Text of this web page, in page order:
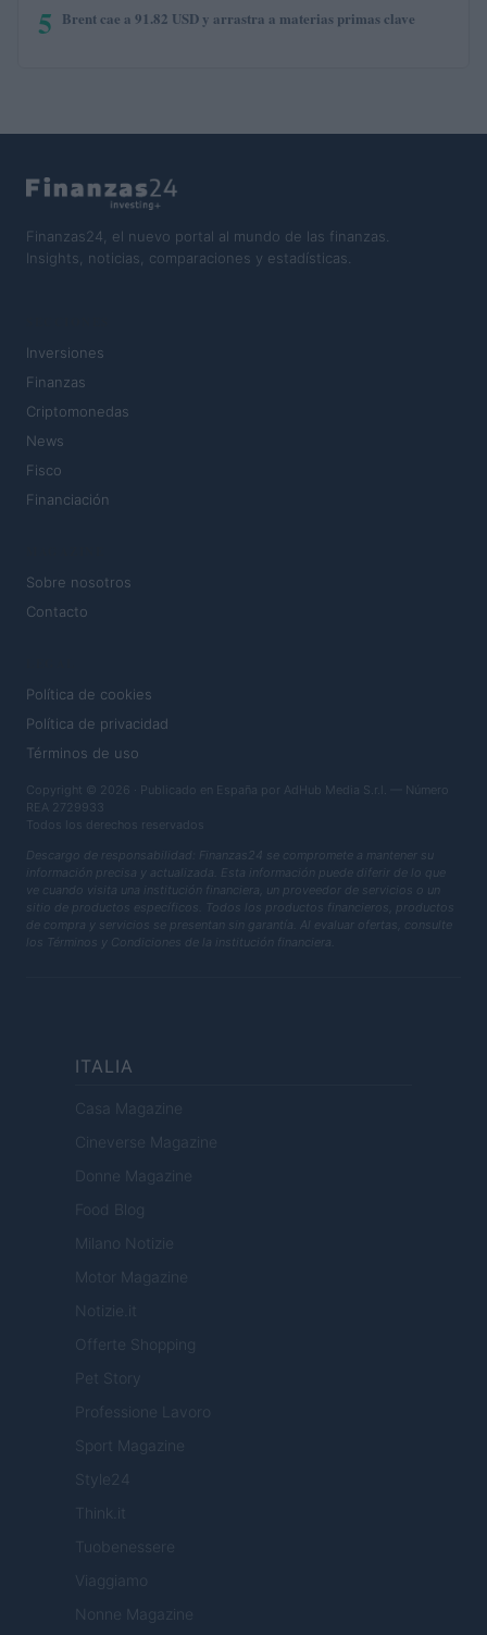
5 Brent cae a 91.82 USD y arrastra a materias primas clave
Finanzas24, el nuevo portal al mundo de las finanzas.
Insights, noticias, comparaciones y estadísticas.
Inversiones
Finanzas
Criptomonedas
News
Fisco
Financiación
Sobre nosotros
Contacto
Política de cookies
Política de privacidad
Términos de uso
Copyright © 2026 · Publicado en España por AdHub Media S.r.l. — Número
REA 2729933
Todos los derechos reservados
Descargo de responsabilidad: Finanzas24 se compromete a mantener su
información precisa y actualizada. Esta información puede diferir de lo que
ve cuando visita una institución financiera, un proveedor de servicios o un
sitio de productos específicos. Todos los productos financieros, productos
de compra y servicios se presentan sin garantía. Al evaluar ofertas, consulte
los Términos y Condiciones de la institución financiera.
ITALIA
Casa Magazine
Cineverse Magazine
Donne Magazine
Food Blog
Milano Notizie
Motor Magazine
Notizie.it
Offerte Shopping
Pet Story
Professione Lavoro
Sport Magazine
Style24
Think.it
Tuobenessere
Viaggiamo
Nonne Magazine